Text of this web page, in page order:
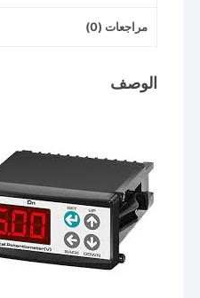
مراجعات (0)
الوصف